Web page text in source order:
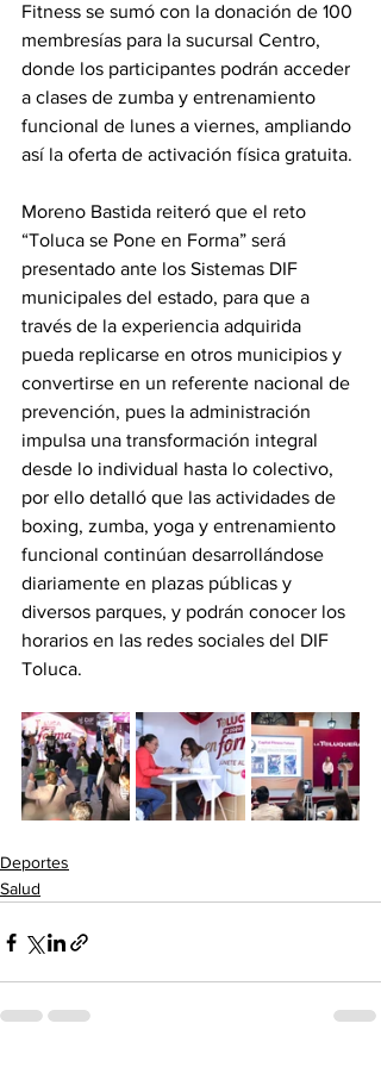
Fitness se sumó con la donación de 100
membresías para la sucursal Centro,
donde los participantes podrán acceder
a clases de zumba y entrenamiento
funcional de lunes a viernes, ampliando
así la oferta de activación física gratuita.
Moreno Bastida reiteró que el reto
“Toluca se Pone en Forma” será
presentado ante los Sistemas DIF
municipales del estado, para que a
través de la experiencia adquirida
pueda replicarse en otros municipios y
convertirse en un referente nacional de
prevención, pues la administración
impulsa una transformación integral
desde lo individual hasta lo colectivo,
por ello detalló que las actividades de
boxing, zumba, yoga y entrenamiento
funcional continúan desarrollándose
diariamente en plazas públicas y
diversos parques, y podrán conocer los
horarios en las redes sociales del DIF
Toluca.
Deportes
Salud